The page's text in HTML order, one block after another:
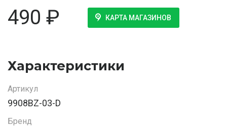
490 ₽ КАРТА МАГАЗИНОВ
Характеристики
Артикул
9908BZ-03-D
Бренд